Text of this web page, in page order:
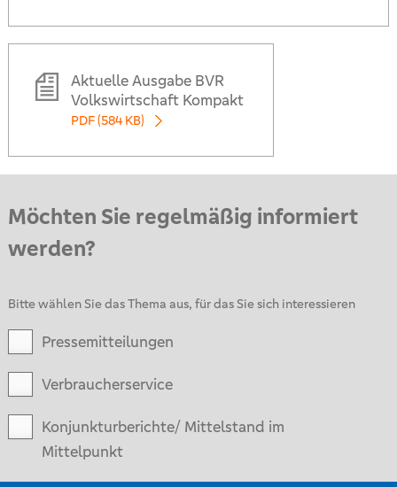
Aktuelle Ausgabe BVR
Volkswirtschaft Kompakt
PDF (584 KB)
Möchten Sie regelmäßig informiert
werden?
Bitte wählen Sie das Thema aus, für das Sie sich interessieren
Pressemitteilungen
Verbraucherservice
Konjunkturberichte/ Mittelstand im
Mittelpunkt